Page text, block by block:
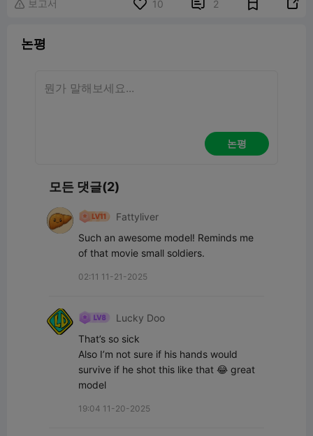
 보고서 10  2 
논평
논평
모든 댓글(2)
Fattyliver
Such an awesome model! Reminds me
of that movie small soldiers.
02:11 11-21-2025
Lucky Doo
That’s so sick
Also I’m not sure if his hands would
survive if he shot this like that 😂 great
model
19:04 11-20-2025